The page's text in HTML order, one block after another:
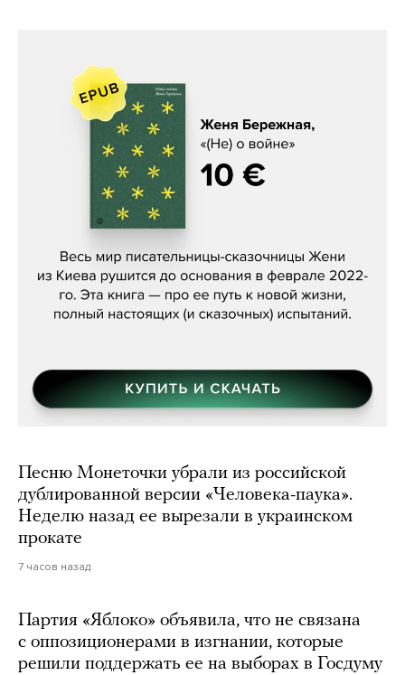
Женя Бережная, «(Не) о войне»
Песню Монеточки убрали из российской
дублированной версии «Человека-паука».
Неделю назад ее вырезали в украинском
прокате
7 часов назад
Партия «Яблоко» объявила, что не связана
с оппозиционерами в изгнании, которые
решили поддержать ее на выборах в Госдуму